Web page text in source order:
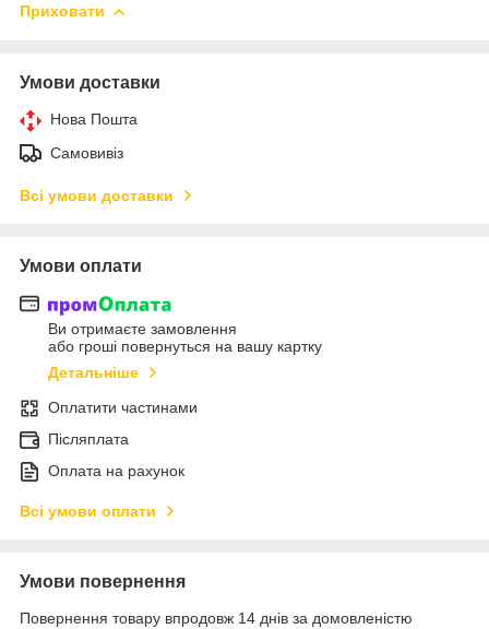
Приховати
Умови доставки
Нова Пошта
Самовивіз
Всі умови доставки
Умови оплати
Ви отримаєте замовлення
або гроші повернуться на вашу картку
Детальніше
Оплатити частинами
Післяплата
Оплата на рахунок
Всі умови оплати
Умови повернення
Повернення товару впродовж 14 днів за домовленістю